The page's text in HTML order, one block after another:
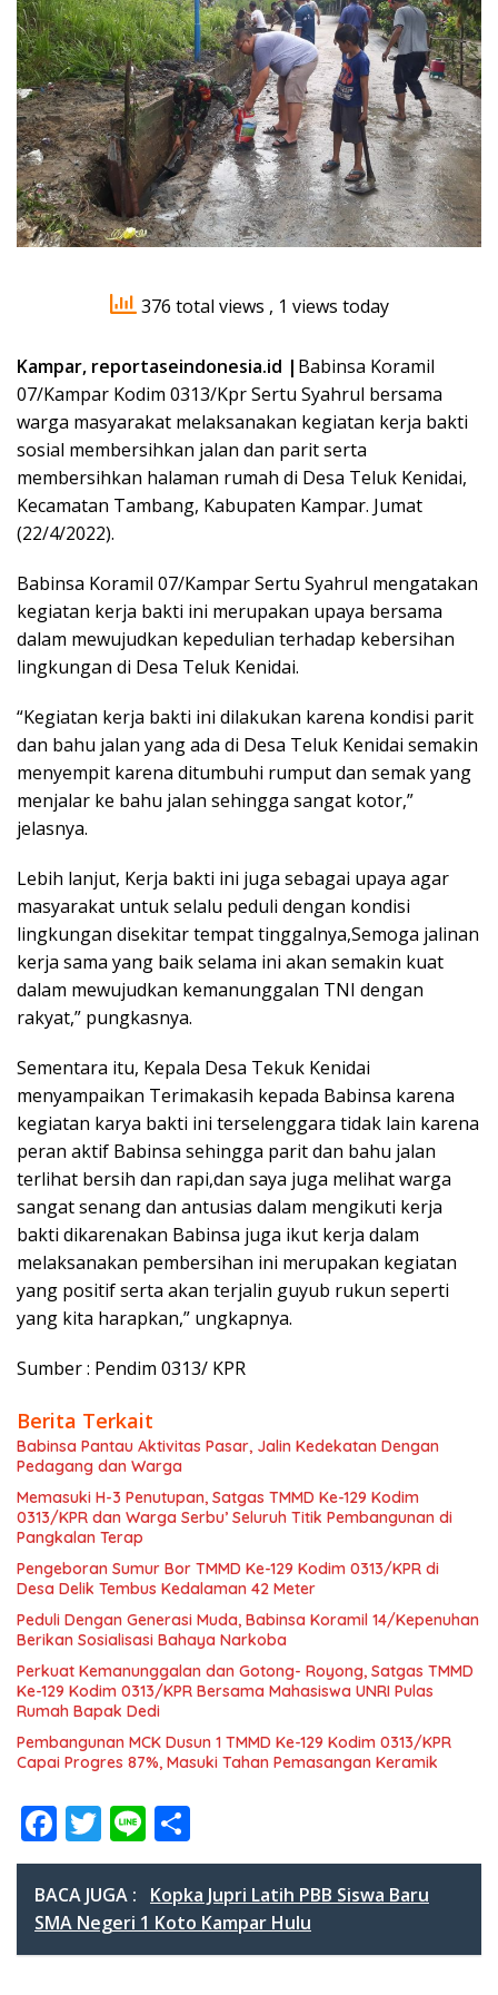
376 total views , 1 views today
Kampar, reportaseindonesia.id | Babinsa Koramil
07/Kampar Kodim 0313/Kpr Sertu Syahrul bersama
warga masyarakat melaksanakan kegiatan kerja bakti
sosial membersihkan jalan dan parit serta
membersihkan halaman rumah di Desa Teluk Kenidai,
Kecamatan Tambang, Kabupaten Kampar. Jumat
(22/4/2022).
Babinsa Koramil 07/Kampar Sertu Syahrul mengatakan
kegiatan kerja bakti ini merupakan upaya bersama
dalam mewujudkan kepedulian terhadap kebersihan
lingkungan di Desa Teluk Kenidai.
“Kegiatan kerja bakti ini dilakukan karena kondisi parit
dan bahu jalan yang ada di Desa Teluk Kenidai semakin
menyempit karena ditumbuhi rumput dan semak yang
menjalar ke bahu jalan sehingga sangat kotor,”
jelasnya.
Lebih lanjut, Kerja bakti ini juga sebagai upaya agar
masyarakat untuk selalu peduli dengan kondisi
lingkungan disekitar tempat tinggalnya,Semoga jalinan
kerja sama yang baik selama ini akan semakin kuat
dalam mewujudkan kemanunggalan TNI dengan
rakyat,” pungkasnya.
Sementara itu, Kepala Desa Tekuk Kenidai
menyampaikan Terimakasih kepada Babinsa karena
kegiatan karya bakti ini terselenggara tidak lain karena
peran aktif Babinsa sehingga parit dan bahu jalan
terlihat bersih dan rapi,dan saya juga melihat warga
sangat senang dan antusias dalam mengikuti kerja
bakti dikarenakan Babinsa juga ikut kerja dalam
melaksanakan pembersihan ini merupakan kegiatan
yang positif serta akan terjalin guyub rukun seperti
yang kita harapkan,” ungkapnya.
Sumber : Pendim 0313/ KPR
Berita Terkait
Babinsa Pantau Aktivitas Pasar, Jalin Kedekatan Dengan
Pedagang dan Warga
Memasuki H-3 Penutupan, Satgas TMMD Ke-129 Kodim
0313/KPR dan Warga Serbu’ Seluruh Titik Pembangunan di
Pangkalan Terap
Pengeboran Sumur Bor TMMD Ke-129 Kodim 0313/KPR di
Desa Delik Tembus Kedalaman 42 Meter
Peduli Dengan Generasi Muda, Babinsa Koramil 14/Kepenuhan
Berikan Sosialisasi Bahaya Narkoba
Perkuat Kemanunggalan dan Gotong- Royong, Satgas TMMD
Ke-129 Kodim 0313/KPR Bersama Mahasiswa UNRI Pulas
Rumah Bapak Dedi
Pembangunan MCK Dusun 1 TMMD Ke-129 Kodim 0313/KPR
Capai Progres 87%, Masuki Tahan Pemasangan Keramik
F
ac
e
b
o
T
w
itt
er
Li
n
e
h
ar
e
BACA JUGA :
Kopka Jupri Latih PBB Siswa Baru
SMA Negeri 1 Koto Kampar Hulu